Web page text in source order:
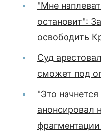
"Мне
остановит":
освободить
Суд
сможет под
"Это
анонсировал